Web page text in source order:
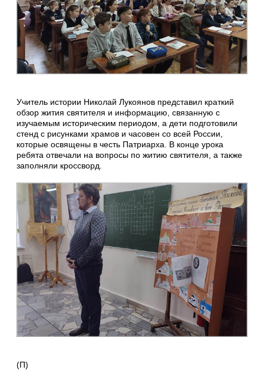
Учитель истории Николай Лукоянов представил краткий
обзор жития святителя и информацию, связанную с
изучаемым историческим периодом, а дети подготовили
стенд с рисунками храмов и часовен со всей России,
которые освящены в честь Патриарха. В конце урока
ребята отвечали на вопросы по житию святителя, а также
заполняли кроссворд.
(П)